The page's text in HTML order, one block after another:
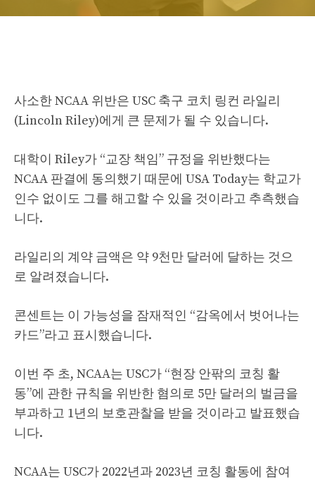
사소한 NCAA 위반은 USC 축구 코치 링컨 라일리
(Lincoln Riley)에게 큰 문제가 될 수 있습니다.
대학이 Riley가 “교장 책임” 규정을 위반했다는
NCAA 판결에 동의했기 때문에 USA Today는 학교가
인수 없이도 그를 해고할 수 있을 것이라고 추측했습
니다.
라일리의 계약 금액은 약 9천만 달러에 달하는 것으
로 알려졌습니다.
콘센트는 이 가능성을 잠재적인 “감옥에서 벗어나는
카드”라고 표시했습니다.
이번 주 초, NCAA는 USC가 “현장 안팎의 코칭 활
동”에 관한 규칙을 위반한 혐의로 5만 달러의 벌금을
부과하고 1년의 보호관찰을 받을 것이라고 발표했습
니다.
NCAA는 USC가 2022년과 2023년 코칭 활동에 참여